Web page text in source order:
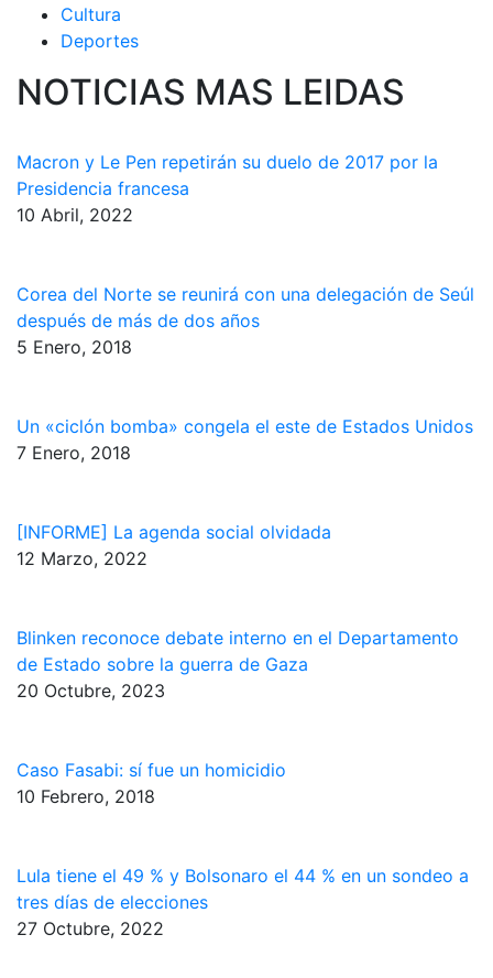
Cultura
Deportes
NOTICIAS MAS LEIDAS
Macron y Le Pen repetirán su duelo de 2017 por la
Presidencia francesa
10 Abril, 2022
Corea del Norte se reunirá con una delegación de Seúl
después de más de dos años
5 Enero, 2018
Un «ciclón bomba» congela el este de Estados Unidos
7 Enero, 2018
[INFORME] La agenda social olvidada
12 Marzo, 2022
Blinken reconoce debate interno en el Departamento
de Estado sobre la guerra de Gaza
20 Octubre, 2023
Caso Fasabi: sí fue un homicidio
10 Febrero, 2018
Lula tiene el 49 % y Bolsonaro el 44 % en un sondeo a
tres días de elecciones
27 Octubre, 2022